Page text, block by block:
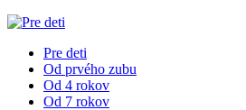
Pre deti
Od prvého zubu
Od 4 rokov
Od 7 rokov